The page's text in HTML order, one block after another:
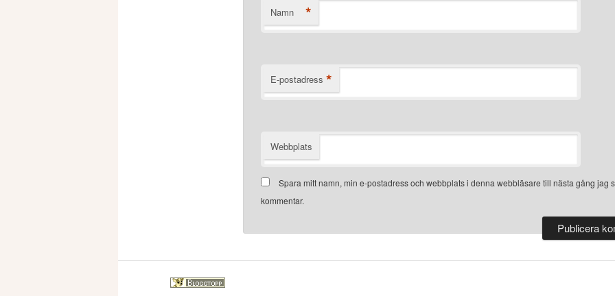
Namn *
E-postadress *
Webbplats
Spara mitt namn, min e-postadress och webbplats i denna webbläsare till nästa gång jag
kommentar.